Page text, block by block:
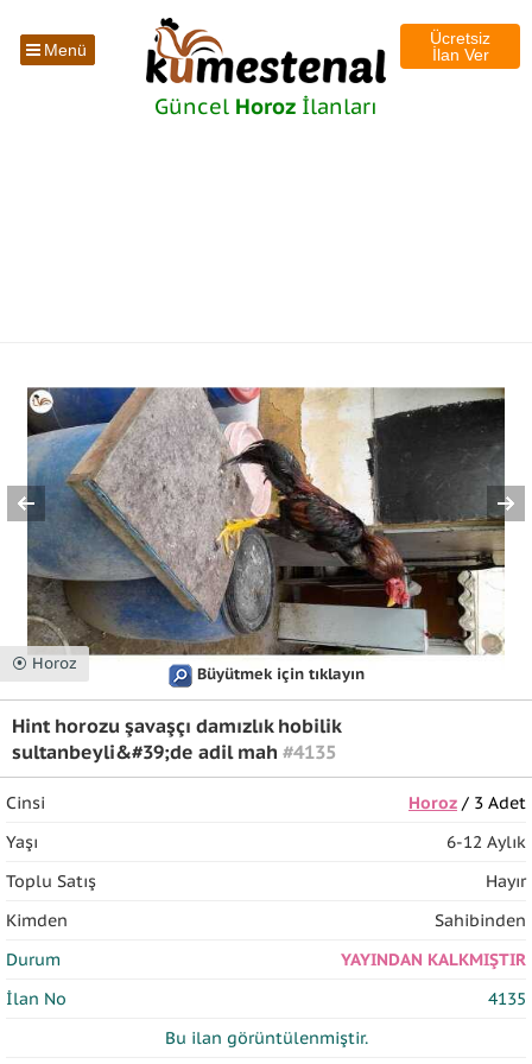
Menü
Ücretsiz
İlan Ver
Güncel Horoz İlanları
⦿ Horoz
Büyütmek için tıklayın
Hint horozu şavaşçı damızlık hobilik
sultanbeyli&#39;de adil mah #4135
Cinsi Horoz/ 3 Adet
Yaşı
6-12 Aylık
Toplu Satış
Hayır
Kimden
Sahibinden
Durum
YAYINDAN KALKMIŞTIR
İlan No
4135
Bu ilan görüntülenmiştir.